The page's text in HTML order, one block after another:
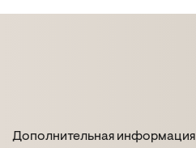
Дополнительная информация